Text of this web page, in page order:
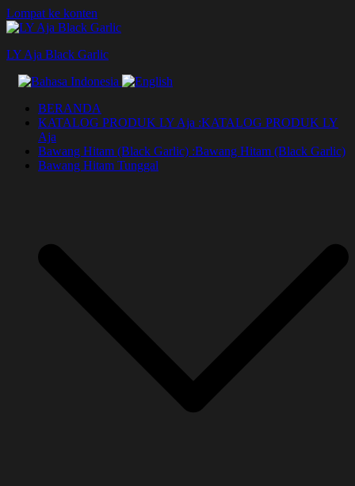
Lompat ke konten
LY Aja Black Garlic
BERANDA
KATALOG PRODUK LY Aja :KATALOG PRODUK LY
Aja
Bawang Hitam (Black Garlic) :Bawang Hitam (Black Garlic)
Bawang Hitam Tunggal